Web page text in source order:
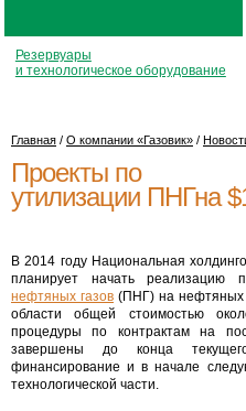
Резервуары
и технологическое оборудование
Главная / О компании «Газовик» /
Проекты по
утилизации ПНГна
В 2014 году Национальная
планирует начать реализацию
нефтяных газов (ПНГ) на нефтяных
области общей стоимостью
процедуры по контрактам на
завершены до конца
финансирование и в начале
технологической части.